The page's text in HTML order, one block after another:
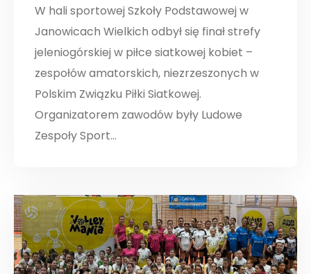
W hali sportowej Szkoły Podstawowej w
Janowicach Wielkich odbył się finał strefy
jeleniogórskiej w piłce siatkowej kobiet –
zespołów amatorskich, niezrzeszonych w
Polskim Związku Piłki Siatkowej.
Organizatorem zawodów były Ludowe
Zespoły Sport...